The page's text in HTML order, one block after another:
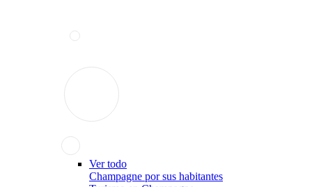
Ver todo
Champagne por sus habitantes